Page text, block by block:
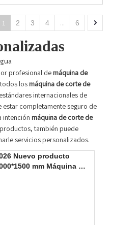
1 2 3 4 ... 6
profesional de máquina de
los máquina de corte de
internacionales de
completamente seguro de
intención máquina de corte de
también puede
servicios personalizados.
Nuevo producto
mm Máquina de